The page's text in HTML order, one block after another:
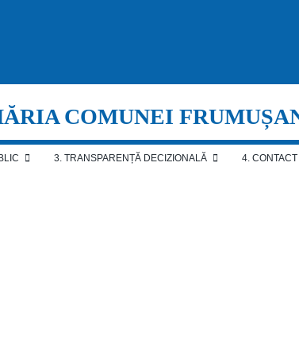
COMUNEI
3. TRANSPARENȚĂ DECIZIONALĂ 4. CONTACT